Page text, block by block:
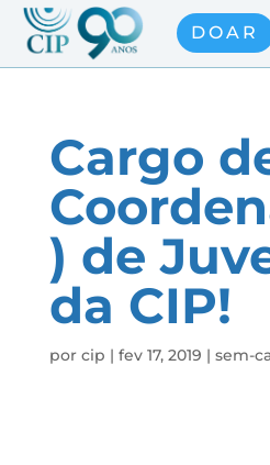
DOAR
Cargo
) de
da CIP!
por cip | fev 17, 2019 | sem-